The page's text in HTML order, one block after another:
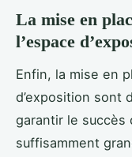
La mise en
l’espace
Enfin, la mise en
d’exposition sont
garantir le succès
suffisamment